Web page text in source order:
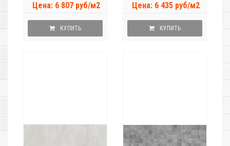
Цена: 6 807 руб/м2
КУПИТЬ
Цена: 6 435 руб/м2
КУПИТЬ